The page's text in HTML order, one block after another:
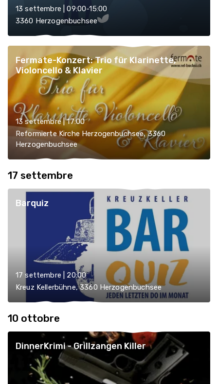
13 settembre | 09:00-15:00
3360 Herzogenbuchsee
Fermate-Konzert: Trio für Klarinette,
Violoncello & Klavier
13 settembre | 17:00
Reformierte Kirche Herzogenbuchsee, 3360
Herzogenbuchsee
17 settembre
Barquiz
17 settembre | 20:00
Kreuz Kellerbühne, 3360 Herzogenbuchsee
10 ottobre
DinnerKrimi - Grillzangen Killer